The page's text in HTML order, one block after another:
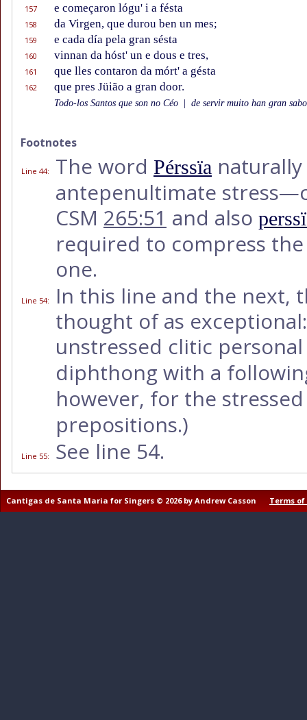
157 e começaron lógu' i a fésta
158 da Virgen, que durou ben un mes;
159 e cada día pela gran sésta
160 vinnan da hóst' un e dous e tres,
161 que lles contaron da mórt' a gésta
162 que pres Jüião a gran door.
Todo-los Santos que son no Céo de servir muito han gran
Footnotes
Line 44: The word Pérssïa
antepenultimate
CSM 265:51 and also
required to compress
one.
Line 54:
In this line and the next,
thought of as
unstressed clitic
diphthong with a
however, for the
prepositions.)
Line 55: See line 54.
Cantigas de Santa Maria for Singers © 2026 by Andrew Casson Terms of